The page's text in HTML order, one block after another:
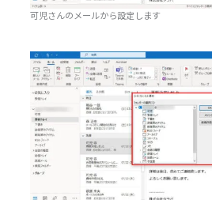
可児さんのメールから設定します